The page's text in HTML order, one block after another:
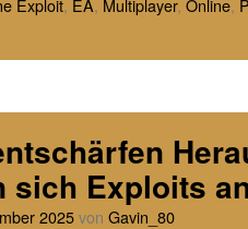
Exploit, EA, Multiplayer, Online,
sich Exploits
2025von Gavin_80